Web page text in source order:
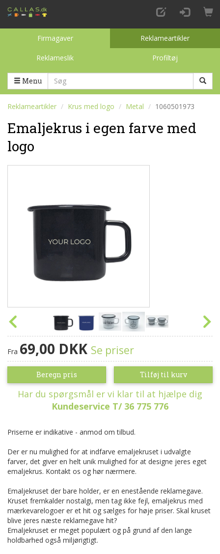
Firmagaver Reklameartikler
Reklameslik Profiltøj
Toggle categories
Menu
Reklameartikler Krus med logo Metal 1060501973
Emaljekrus i egen farve med
logo
Fra 69,00 DKK Se priser
Beregn pris Tilføj til kurv
Har du spørgsmål er vi klar til at hjælpe dig
Kundeservice T/ 36 775 776
Priserne er indikative - anmod om tilbud.
Der er nu mulighed for at indfarve emaljekruset i udvalgte
farver, det giver en helt unik mulighed for at designe jeres eget
emaljekrus. Kontakt os og hør nærmere.
Emaljekruset der bare holder, er en enestående reklamegave.
Kruset fremkalder nostalgi, men tag ikke fejl, emaljekrus med
mærkevarelogoer er et hit og sælges for høje priser. Skal kruset
blive jeres næste reklamegave hit?
Emaljekruset er meget populært og på grund af den lange
holdbarhed også miljørigtigt.